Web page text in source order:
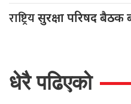
राष्ट्रियसुरक्षा परिषद बैठक
धेरै पढिएको